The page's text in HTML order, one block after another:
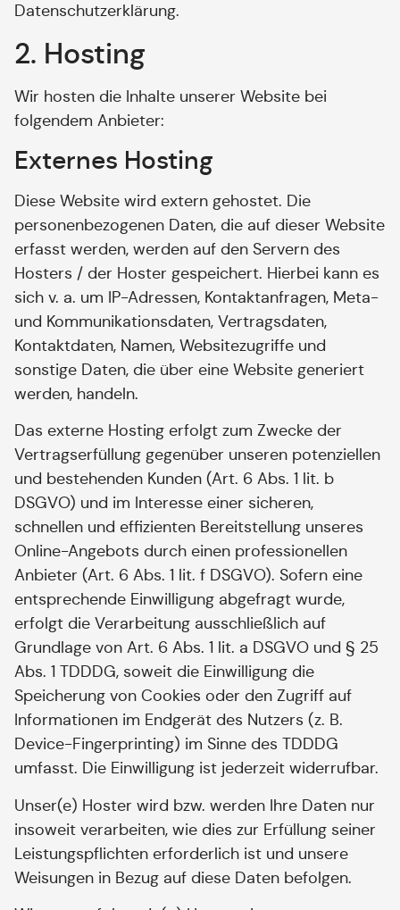
Datenschutzerklärung.
2. Hosting
Wir hosten die Inhalte unserer Website bei
folgendem Anbieter:
Externes Hosting
Diese Website wird extern gehostet. Die
personenbezogenen Daten, die auf dieser Website
erfasst werden, werden auf den Servern des
Hosters / der Hoster gespeichert. Hierbei kann es
sich v. a. um IP-Adressen, Kontaktanfragen, Meta-
und Kommunikationsdaten, Vertragsdaten,
Kontaktdaten, Namen, Websitezugriffe und
sonstige Daten, die über eine Website generiert
werden, handeln.
Das externe Hosting erfolgt zum Zwecke der
Vertragserfüllung gegenüber unseren potenziellen
und bestehenden Kunden (Art. 6 Abs. 1 lit. b
DSGVO) und im Interesse einer sicheren,
schnellen und effizienten Bereitstellung unseres
Online-Angebots durch einen professionellen
Anbieter (Art. 6 Abs. 1 lit. f DSGVO). Sofern eine
entsprechende Einwilligung abgefragt wurde,
erfolgt die Verarbeitung ausschließlich auf
Grundlage von Art. 6 Abs. 1 lit. a DSGVO und § 25
Abs. 1 TDDDG, soweit die Einwilligung die
Speicherung von Cookies oder den Zugriff auf
Informationen im Endgerät des Nutzers (z. B.
Device-Fingerprinting) im Sinne des TDDDG
umfasst. Die Einwilligung ist jederzeit widerrufbar.
Unser(e) Hoster wird bzw. werden Ihre Daten nur
insoweit verarbeiten, wie dies zur Erfüllung seiner
Leistungspflichten erforderlich ist und unsere
Weisungen in Bezug auf diese Daten befolgen.